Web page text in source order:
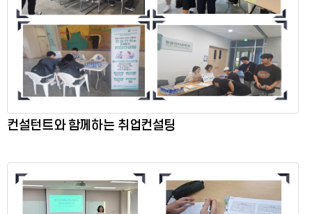
컨설턴트와 함께하는 취업컨설팅